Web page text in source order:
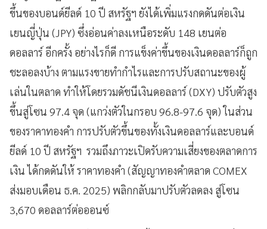
ขึ้นของบอนด์ยีลด์ 10 ปี สหรัฐฯ ยังได้เพิ่มแรงกดดันต่อเงิน
เยนญี่ปุ่น (JPY) ซึ่งอ่อนค่าลงเหนือระดับ 148 เยนต่อ
ดอลลาร์ อีกครั้ง อย่างไรก็ดี การแข็งค่าขึ้นของเงินดอลลาร์ก็ถูก
ชะลอลงบ้าง ตามแรงขายทำกำไรและการปรับสถานะของผู้
เล่นในตลาด ทำให้โดยรวมดัชนีเงินดอลลาร์ (DXY) ปรับตัวสูง
ขึ้นสู่โซน 97.4 จุด (แกว่งตัวในกรอบ 96.8-97.6 จุด) ในส่วน
ของราคาทองคำ การปรับตัวขึ้นของทั้งเงินดอลลาร์และบอนด์
ยีลด์ 10 ปี สหรัฐฯ รวมถึงภาวะเปิดรับความเสี่ยงของตลาดการ
เงิน ได้กดดันให้ ราคาทองคำ (สัญญาทองคำตลาด COMEX
ส่งมอบเดือน ธ.ค. 2025) พลิกกลับมาปรับตัวลดลง สู่โซน
3,670 ดอลลาร์ต่อออนซ์